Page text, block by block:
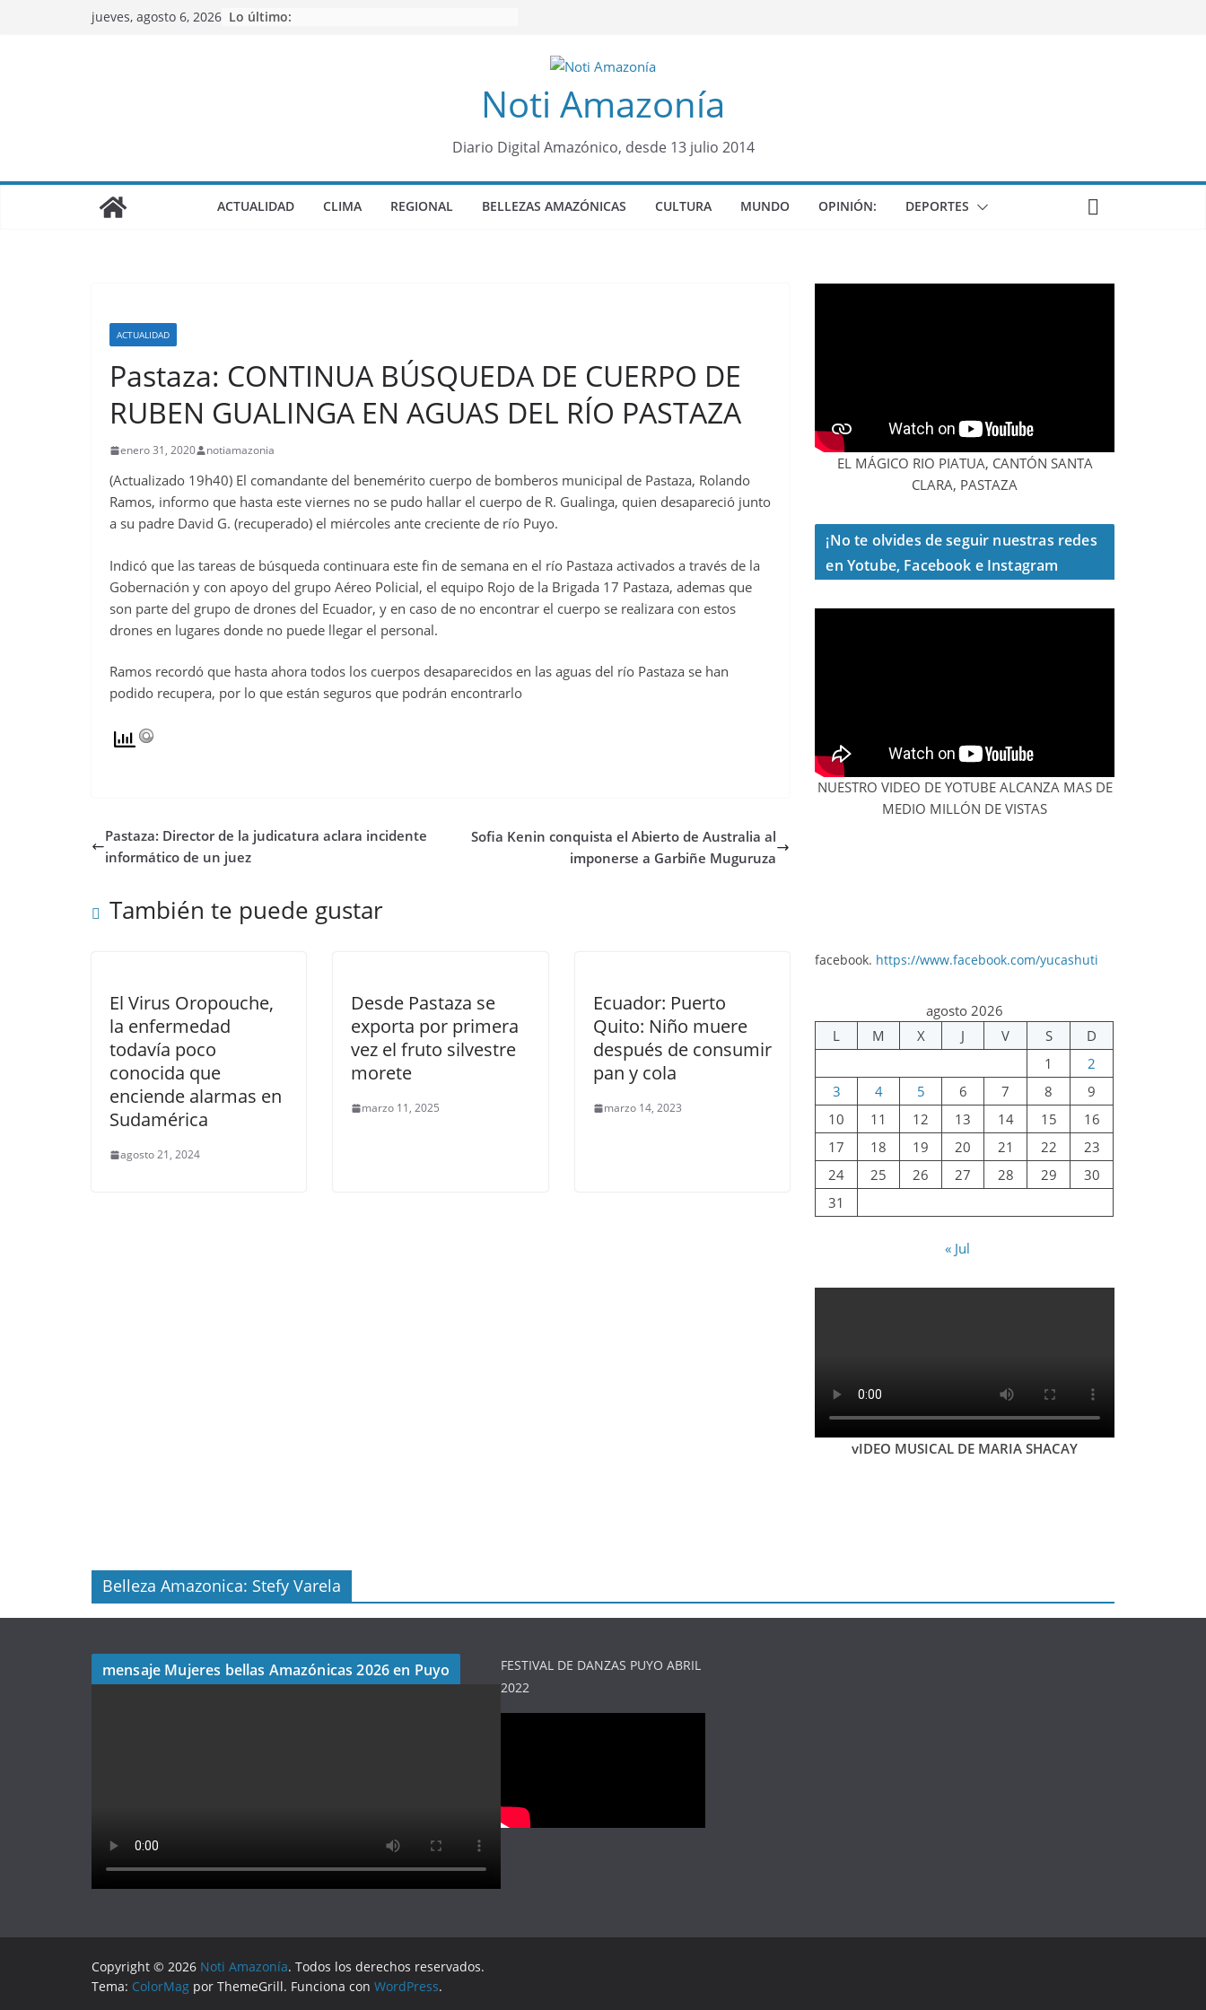
jueves, agosto 6, 2026 Lo último:
Noti Amazonía
Diario Digital Amazónico, desde 13 julio 2014
ACTUALIDAD CLIMA REGIONAL BELLEZAS AMAZÓNICAS CULTURA MUNDO OPINIÓN: DEPORTES
ACTUALIDAD
Pastaza: CONTINUA BÚSQUEDA DE CUERPO DE
RUBEN GUALINGA EN AGUAS DEL RÍO PASTAZA
enero 31, 2020 notiamazonia
(Actualizado 19h40) El comandante del benemérito cuerpo de bomberos municipal de Pastaza, Rolando
Ramos, informo que hasta este viernes no se pudo hallar el cuerpo de R. Gualinga, quien desapareció junto
a su padre David G. (recuperado) el miércoles ante creciente de río Puyo.
Indicó que las tareas de búsqueda continuara este fin de semana en el río Pastaza activados a través de la
Gobernación y con apoyo del grupo Aéreo Policial, el equipo Rojo de la Brigada 17 Pastaza, ademas que
son parte del grupo de drones del Ecuador, y en caso de no encontrar el cuerpo se realizara con estos
drones en lugares donde no puede llegar el personal.
Ramos recordó que hasta ahora todos los cuerpos desaparecidos en las aguas del río Pastaza se han
podido recupera, por lo que están seguros que podrán encontrarlo
Pastaza: Director de la judicatura aclara incidente
informático de un juez
Sofia Kenin conquista el Abierto de Australia al
imponerse a Garbiñe Muguruza
También te puede gustar
El Virus Oropouche,
la enfermedad
todavía poco
conocida que
enciende alarmas en
Sudamérica
agosto 21, 2024
Desde Pastaza se
exporta por primera
vez el fruto silvestre
morete
marzo 11, 2025
Ecuador: Puerto
Quito: Niño muere
después de consumir
pan y cola
marzo 14, 2023
EL MÁGICO RIO PIATUA, CANTÓN SANTA
CLARA, PASTAZA
¡No te olvides de seguir nuestras redes
en Yotube, Facebook e Instagram
NUESTRO VIDEO DE YOTUBE ALCANZA MAS DE
MEDIO MILLÓN DE VISTAS
facebook. https://www.facebook.com/yucashuti
agosto 2026
L
M X J V S
D
1
2
3
4 5 6 7 8
9
10
11 12 13 14 15
16
17
18 19 20 21 22
23
24
25 26 27 28 29
30
31
« Jul
vIDEO MUSICAL DE MARIA SHACAY
Belleza Amazonica: Stefy Varela
mensaje Mujeres bellas Amazónicas 2026 en Puyo
FESTIVAL DE DANZAS PUYO ABRIL
2022
Copyright © 2026 Noti Amazonía. Todos los derechos reservados.
Tema: ColorMag por ThemeGrill. Funciona con WordPress.